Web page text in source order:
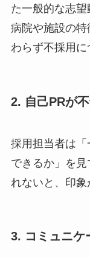
た一般的な志望
病院や施設の
わらず不採用に
2. 自己PRが
採用担当者は
できるか」を
れないと、印象
3. コミュニケ